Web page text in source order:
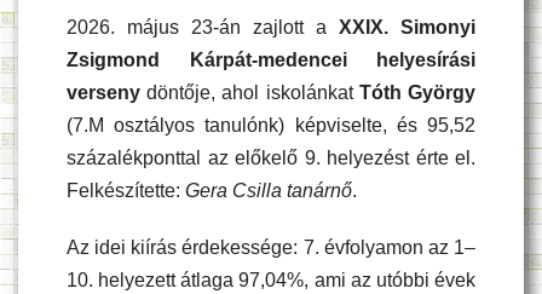
2026. május 23-án zajlott a XXIX. Simonyi
Zsigmond Kárpát-medencei helyesírási
versenydöntője, ahol iskolánkat Tóth György
(7.M osztályos tanulónk) képviselte, és 95,52
százalékponttal az előkelő 9. helyezést érte el.
Felkészítette: Gera Csilla tanárnő.
Az idei kiírás érdekessége: 7. évfolyamon az 1–
10. helyezett átlaga 97,04%, ami az utóbbi évek